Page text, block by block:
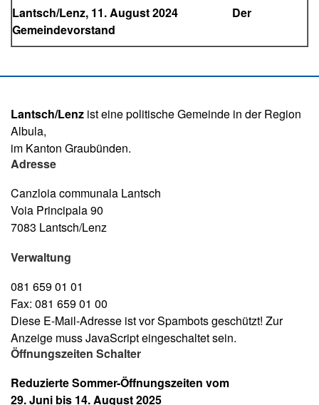
Lantsch/Lenz, 11. August 2024 Der
Gemeindevorstand
Lantsch/Lenz ist eine politische Gemeinde in der Region
Albula,
im Kanton Graubünden.
Adresse
Canzloia communala Lantsch
Voia Principala 90
7083 Lantsch/Lenz
Verwaltung
081 659 01 01
Fax: 081 659 01 00
Diese E-Mail-Adresse ist vor Spambots geschützt! Zur
Anzeige muss JavaScript eingeschaltet sein.
Öffnungszeiten Schalter
Reduzierte Sommer-Öffnungszeiten vom
29. Juni bis 14. August 2025